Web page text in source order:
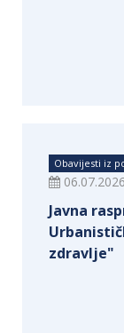
Obavijesti iz
Javna
zdravlje"